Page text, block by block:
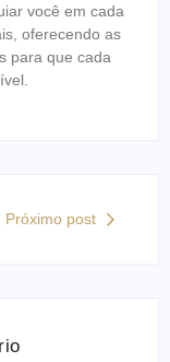
você em cada
oferecendo as
para que cada
Próximo post